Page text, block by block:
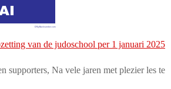
van de judoschool per 1 januari 2025
supporters, Na vele jaren met plezier les te